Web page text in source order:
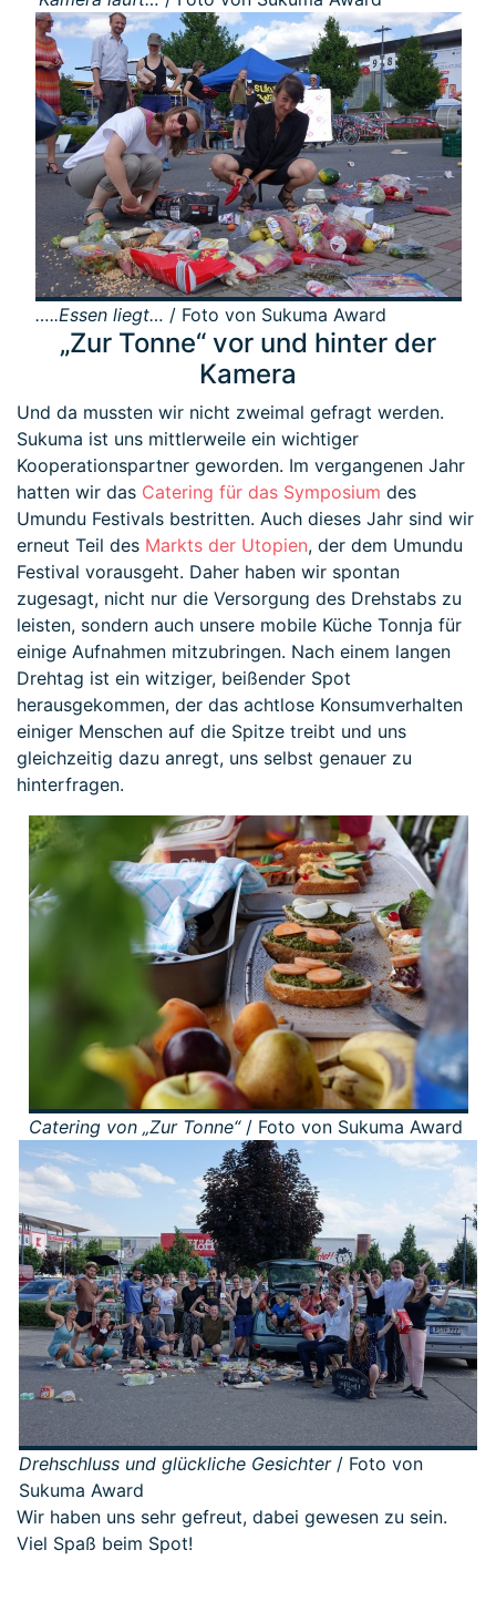
…..Essen liegt… / Foto von Sukuma Award
„Zur Tonne“ vor und hinter der
Kamera
Und da mussten wir nicht zweimal gefragt werden.
Sukuma ist uns mittlerweile ein wichtiger
Kooperationspartner geworden. Im vergangenen Jahr
hatten wir das Catering für das Symposium des
Umundu Festivals bestritten. Auch dieses Jahr sind wir
erneut Teil des Markts der Utopien, der dem Umundu
Festival vorausgeht. Daher haben wir spontan
zugesagt, nicht nur die Versorgung des Drehstabs zu
leisten, sondern auch unsere mobile Küche Tonnja für
einige Aufnahmen mitzubringen. Nach einem langen
Drehtag ist ein witziger, beißender Spot
herausgekommen, der das achtlose Konsumverhalten
einiger Menschen auf die Spitze treibt und uns
gleichzeitig dazu anregt, uns selbst genauer zu
hinterfragen.
Catering von „Zur Tonne“/ Foto von Sukuma Award
Drehschluss und glückliche Gesichter/ Foto von
Sukuma Award
Wir haben uns sehr gefreut, dabei gewesen zu sein.
Viel Spaß beim Spot!